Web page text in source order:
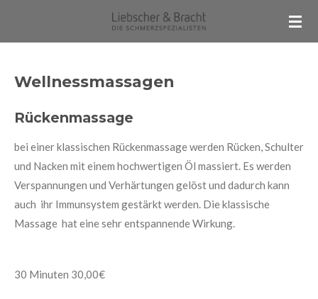
Wellnessmassagen
Rückenmassage
bei einer klassischen Rückenmassage werden Rücken, Schulter
und Nacken mit einem hochwertigen Öl massiert. Es werden
Verspannungen und Verhärtungen gelöst und dadurch kann
auch ihr Immunsystem gestärkt werden. Die klassische
Massage hat eine sehr entspannende Wirkung.
30 Minuten 30,00€